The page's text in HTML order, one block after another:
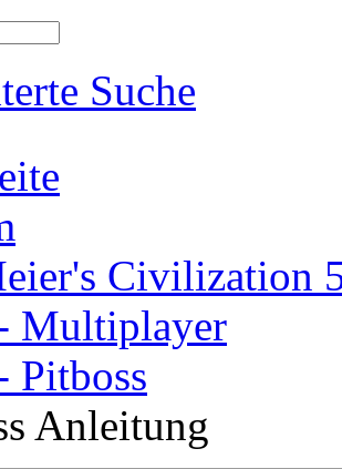
Suche
Civilization
Multiplayer
Pitboss
Anleitung